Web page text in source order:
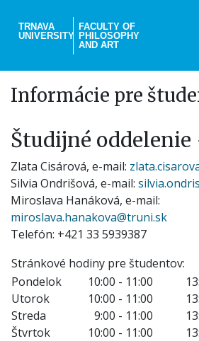
main
TRNAVA
UNIVERSITY
FACULTY OF
PHILOSOPHY
AND ART
Informácie pre
Študijné
Zlata Cisárová, e-mail:
Silvia Ondrišová, e-mail:
Miroslava Hanáková, e-mail:
miroslava.hanakova@truni.sk
Telefón: +421 33 5939387
Stránkové hodiny pre študentov:
Pondelok
Utorok
Streda
Štvrtok
10:00 - 11:00
10:00 - 11:00
9:00 - 11:00
10:00 - 11:00